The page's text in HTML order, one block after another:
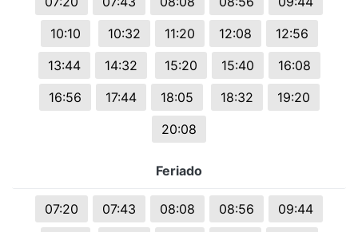
10:10
10:32 11:20 12:08
12:56
13:44
14:32 15:20 15:40
16:08
16:56
17:44 18:05 18:32
19:20
20:08
Feriado
07:20 07:43 08:08 08:56
09:44